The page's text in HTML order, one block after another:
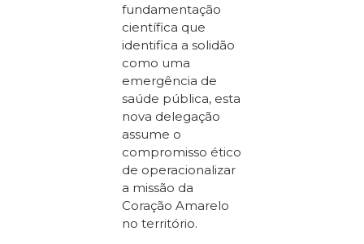
fundamentação
científica que
identifica a solidão
como uma
emergência de
saúde pública, esta
nova delegação
assume o
compromisso ético
de operacionalizar
a missão da
Coração Amarelo
no território.